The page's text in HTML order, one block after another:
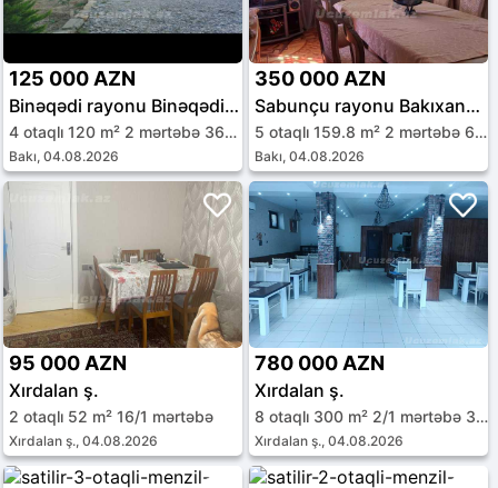
125 000 AZN
Binəqədi rayonu Binəqədi qəs.
4 otaqlı 120 m² 2 mərtəbə 3600 sot
Bakı, 04.08.2026
350 000 AZN
Sabunçu rayonu Bakıxanov qəs.
5 otaqlı 159.8 m² 2 mərtəbə 6 sot
Bakı, 04.08.2026
95 000 AZN
Xırdalan ş.
2 otaqlı 52 m² 16/1 mərtəbə
Xırdalan ş., 04.08.2026
780 000 AZN
Xırdalan ş.
8 otaqlı 300 m² 2/1 mərtəbə 3.2 sot
Xırdalan ş., 04.08.2026